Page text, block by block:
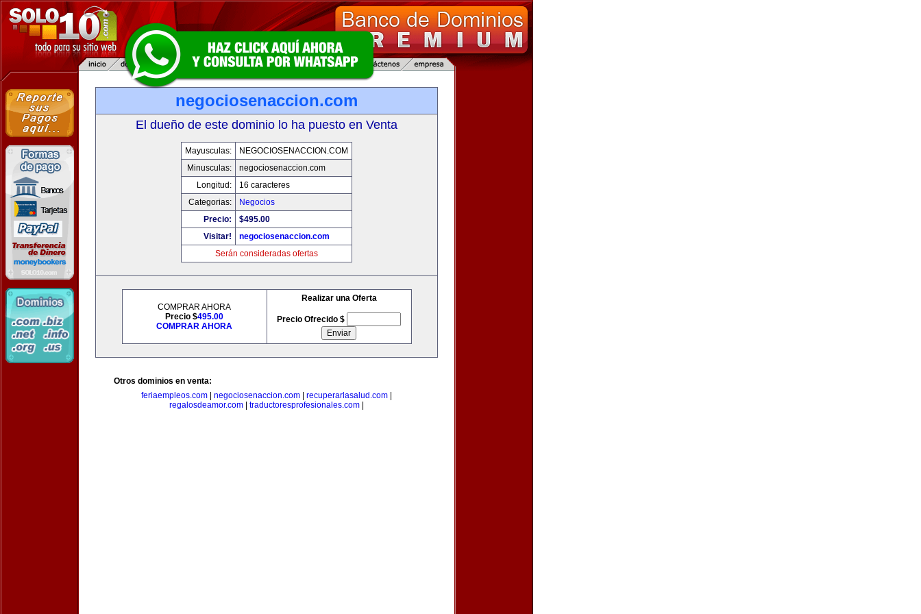
negociosenaccion.com
El dueño de este dominio lo ha puesto en Venta
Mayusculas:
NEGOCIOSENACCION.COM
Minusculas:
negociosenaccion.com
Longitud:
16 caracteres
Categorias:
Negocios
Precio:
$495.00
Visitar!
negociosenaccion.com
Serán consideradas ofertas
COMPRAR AHORA
Precio $495.00
COMPRAR AHORA
Realizar una Oferta
Precio Ofrecido $
Otros dominios en venta:
feriaempleos.com
negociosenaccion.com recuperarlasalud.com
regalosdeamor.com
traductoresprofesionales.com